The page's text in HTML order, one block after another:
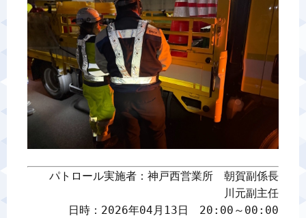
パトロール実施者：神戸西営業所　朝賀副係長
川元副主任
日時：2026年04月13日　20:00～00:00